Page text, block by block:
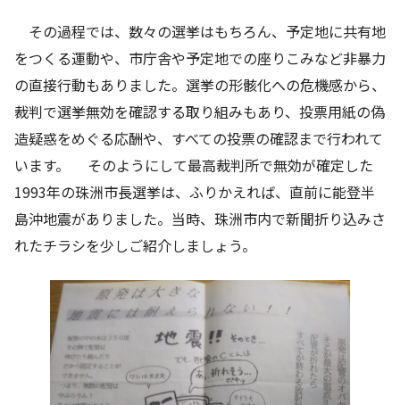
その過程では、数々の選挙はもちろん、予定地に共有地
をつくる運動や、市庁舎や予定地での座りこみなど非暴力
の直接行動もありました。選挙の形骸化への危機感から、
裁判で選挙無効を確認する取り組みもあり、投票用紙の偽
造疑惑をめぐる応酬や、すべての投票の確認まで行われて
います。 そのようにして最高裁判所で無効が確定した
1993年の珠洲市長選挙は、ふりかえれば、直前に能登半
島沖地震がありました。当時、珠洲市内で新聞折り込みさ
れたチラシを少しご紹介しましょう。